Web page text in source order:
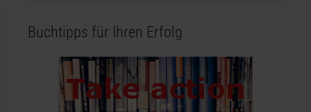
Buchtipps für Ihren Erfolg